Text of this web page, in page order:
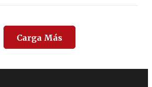
Carga Más